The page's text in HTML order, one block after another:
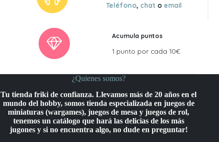
Teléfono, chat o email
Acumula puntos
1 punto por cada 10€
¿Quienes somos?
Tu tienda friki de confianza. Llevamos más de 20 años en el
mundo del hobby, somos tienda especializada en juegos de
miniaturas (wargames), juegos de mesa y juegos de rol,
tenemos un catálogo que hará las delicias de los más
jugones y si no encuentra algo, no dude en preguntar!